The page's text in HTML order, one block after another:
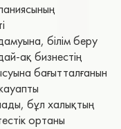
білім беру
ақ бизнестің
бағытталғанын
бұл халықтың
ортаны